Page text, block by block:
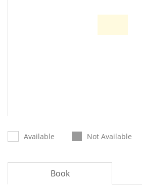
Available Not Available
Book